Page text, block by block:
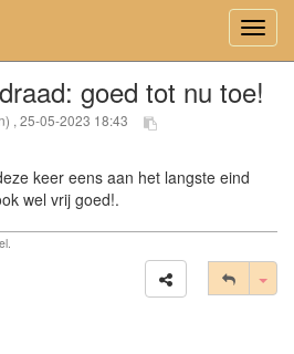
goed tot nu toe!
, 25-05-2023 18:43
keer eens aan het langste eind
wel vrij goed!.